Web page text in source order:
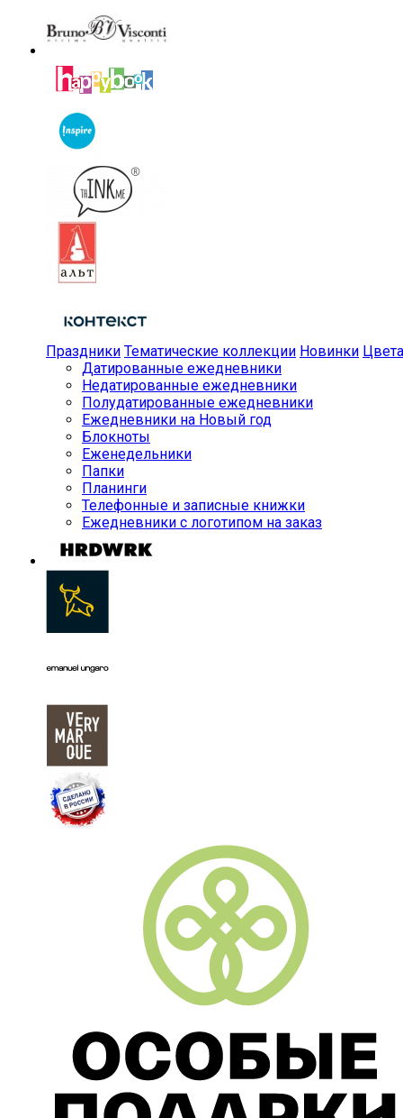
Праздники Тематические коллекции Новинки Цвета
Датированные ежедневники
Недатированные ежедневники
Полудатированные ежедневники
Ежедневники на Новый год
Блокноты
Еженедельники
Папки
Планинги
Телефонные и записные книжки
Ежедневники с логотипом на заказ